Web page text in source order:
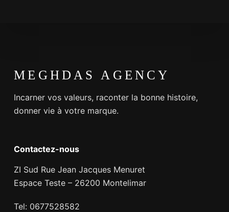
Incarner vos valeurs, raconter la bonne histoire,
donner vie à votre marque.
Contactez-nous
ZI Sud Rue Jean Jacques Menuret
Espace Teste – 26200 Montelimar
Tel: 0677528582